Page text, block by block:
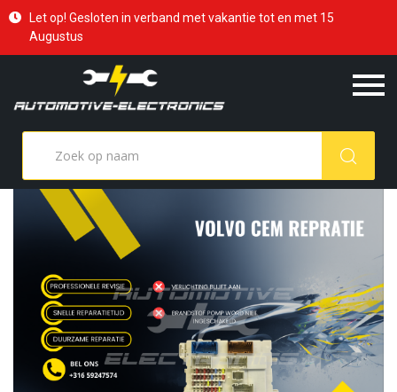
Let op! Gesloten in verband met vakantie tot en met 15
Augustus